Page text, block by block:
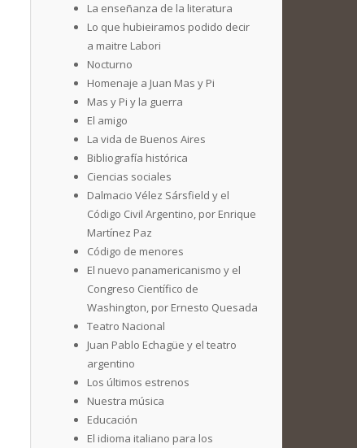
La enseñanza de la literatura
Lo que hubieiramos podido decir
a maitre Labori
Nocturno
Homenaje a Juan Mas y Pi
Mas y Pi y la guerra
El amigo
La vida de Buenos Aires
Bibliografía histórica
Ciencias sociales
Dalmacio Vélez Sársfield y el
Código Civil Argentino, por Enrique
Martínez Paz
Código de menores
El nuevo panamericanismo y el
Congreso Científico de
Washington, por Ernesto Quesada
Teatro Nacional
Juan Pablo Echagüe y el teatro
argentino
Los últimos estrenos
Nuestra música
Educación
El idioma italiano para los